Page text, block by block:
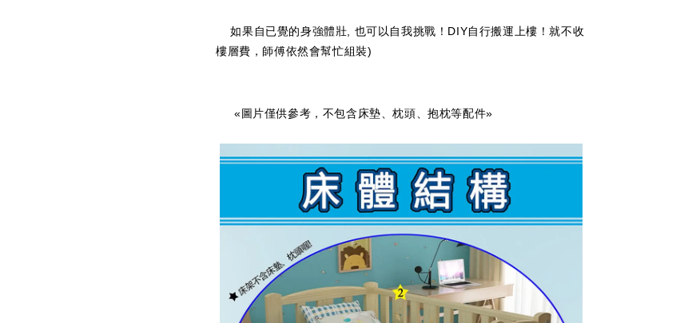
如果自已覺的身強體壯, 也可以自我挑戰！DIY自行搬運上樓！就不收
樓層費，師傅依然會幫忙組裝)
«圖片僅供參考，不包含床墊、枕頭、抱枕等配件»